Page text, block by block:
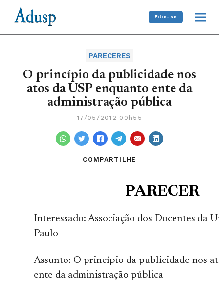
Filie-se
PARECERES
O princípio da publicidade nos
atos da USP enquanto ente da
administração pública
17/05/2012 09h55
COMPARTILHE
PARECER
Interessado: Associação dos Docentes da
Paulo
Assunto: O princípio da publicidade nos
ente da administração pública